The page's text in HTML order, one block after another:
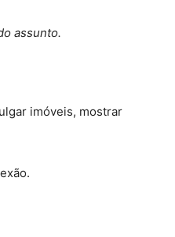
assunto.
imóveis, mostrar